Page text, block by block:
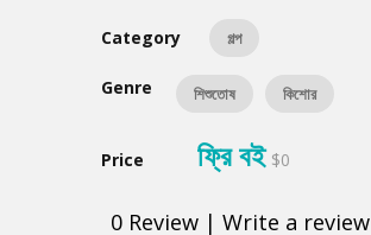
Category গল্প
Genre শিশুতোষ কিশোর
Price ফ্রি বই $0
0 Review | Write a review